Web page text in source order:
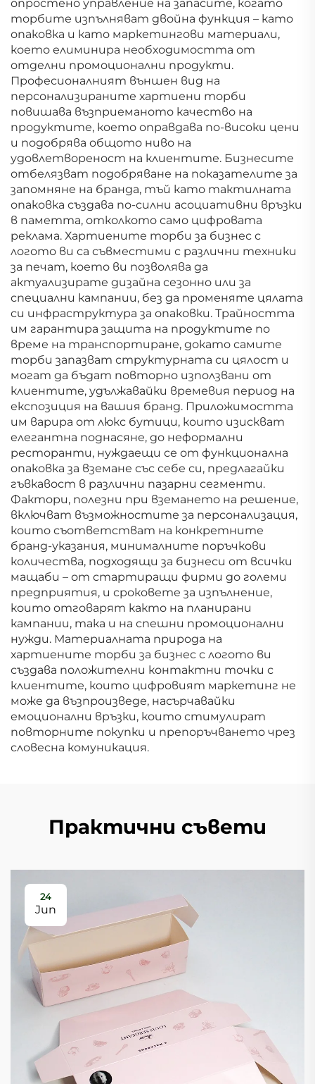
опростено управление на запасите, когато
торбите изпълняват двойна функция – като
опаковка и като маркетингови материали,
което елиминира необходимостта от
отделни промоционални продукти.
Професионалният външен вид на
персонализираните хартиени торби
повишава възприеманото качество на
продуктите, което оправдава по-високи цени
и подобрява общото ниво на
удовлетвореност на клиентите. Бизнесите
отбелязват подобряване на показателите за
запомняне на бранда, тъй като тактилната
опаковка създава по-силни асоциативни връзки
в паметта, отколкото само цифровата
реклама. Хартиените торби за бизнес с
логото ви са съвместими с различни техники
за печат, което ви позволява да
актуализирате дизайна сезонно или за
специални кампании, без да променяте цялата
си инфраструктура за опаковки. Трайността
им гарантира защита на продуктите по
време на транспортиране, докато самите
торби запазват структурната си цялост и
могат да бъдат повторно използвани от
клиентите, удължавайки времевия период на
експозиция на вашия бранд. Приложимостта
им варира от люкс бутици, които изискват
елегантна поднасяне, до неформални
ресторанти, нуждаещи се от функционална
опаковка за вземане със себе си, предлагайки
гъвкавост в различни пазарни сегменти.
Фактори, полезни при вземането на решение,
включват възможностите за персонализация,
които съответстват на конкретните
бранд-указания, минималните поръчкови
количества, подходящи за бизнеси от всички
мащаби – от стартиращи фирми до големи
предприятия, и сроковете за изпълнение,
които отговарят както на планирани
кампании, така и на спешни промоционални
нужди. Материалната природа на
хартиените торби за бизнес с логото ви
създава положителни контактни точки с
клиентите, които цифровият маркетинг не
може да възпроизведе, насърчавайки
емоционални връзки, които стимулират
повторните покупки и препоръчването чрез
словесна комуникация.
Практични съвети
24
Jun